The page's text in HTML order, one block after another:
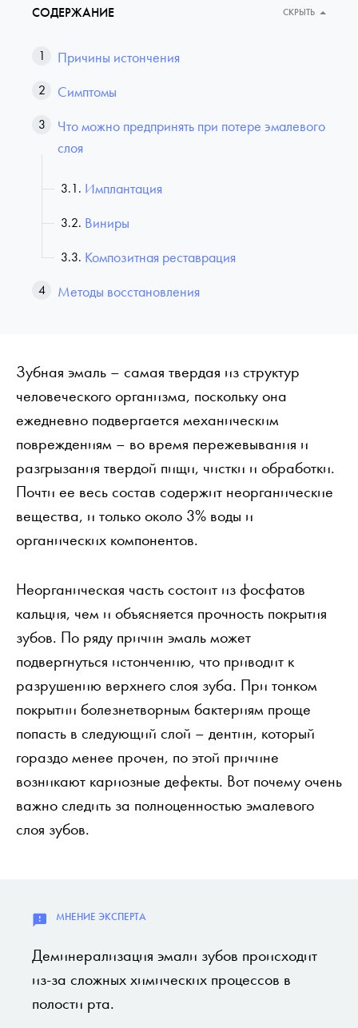
СОДЕРЖАНИЕ СКРЫТЬ
Причины истончения
Симптомы
Что можно предпринять при потере эмалевого
слоя
Имплантация
Виниры
Композитная реставрация
Методы восстановления
Зубная эмаль – самая твердая из структур
человеческого организма, поскольку она
ежедневно подвергается механическим
повреждениям – во время пережевывания и
разгрызания твердой пищи, чистки и обработки.
Почти ее весь состав содержит неорганические
вещества, и только около 3% воды и
органических компонентов.
Неорганическая часть состоит из фосфатов
кальция, чем и объясняется прочность покрытия
зубов. По ряду причин эмаль может
подвергнуться истончению, что приводит к
разрушению верхнего слоя зуба. При тонком
покрытии болезнетворным бактериям проще
попасть в следующий слой – дентин, который
гораздо менее прочен, по этой причине
возникают кариозные дефекты. Вот почему очень
важно следить за полноценностью эмалевого
слоя зубов.
Деминерализация эмали зубов происходит
из-за сложных химических процессов в
полости рта.